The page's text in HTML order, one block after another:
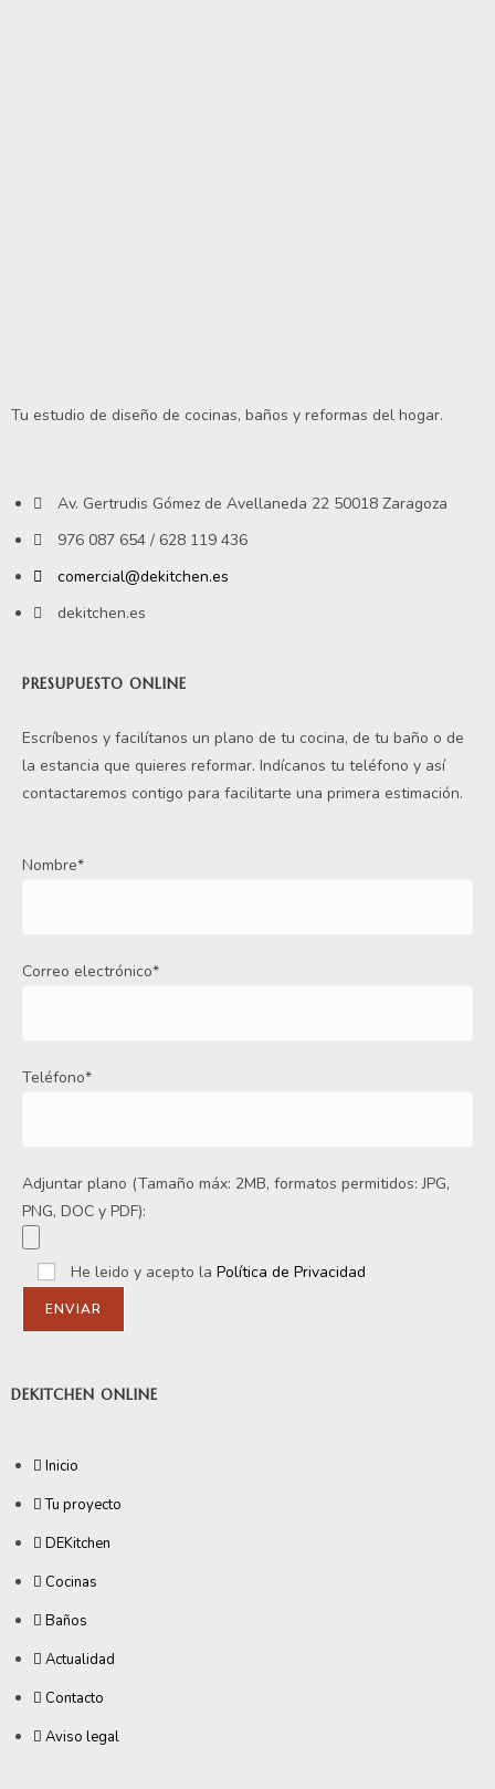
Tu estudio de diseño de cocinas, baños y reformas del hogar.
Av. Gertrudis Gómez de Avellaneda 22 50018 Zaragoza
976 087 654 / 628 119 436
comercial@dekitchen.es
dekitchen.es
PRESUPUESTO ONLINE
Escríbenos y facilítanos un plano de tu cocina, de tu baño o de
la estancia que quieres reformar. Indícanos tu teléfono y así
contactaremos contigo para facilitarte una primera estimación.
Nombre*
Correo electrónico*
Teléfono*
Adjuntar plano (Tamaño máx: 2MB, formatos permitidos: JPG,
PNG, DOC y PDF):
He leido y acepto la Política de Privacidad
DEKITCHEN ONLINE
Inicio
Tu proyecto
DEKitchen
Cocinas
Baños
Actualidad
Contacto
Aviso legal